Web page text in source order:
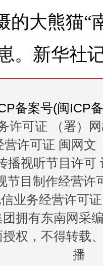
的大熊猫“
。 新华社
备案号(闽ICP
许可证 （署）
营许可证 闽网文
播视听节目许可
节目制作经营许
业务经营许可
拥有东南网采
权，不得转载
播